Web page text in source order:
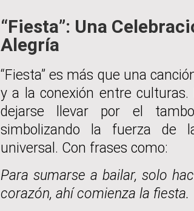
“Fiesta”: Una
Alegría
“Fiesta” es más que una
y a la conexión entre
dejarse llevar por el
simbolizando la fuerza de
universal. Con frases como:
Para sumarse a bailar, solo
corazón, ahí comienza la fiesta.